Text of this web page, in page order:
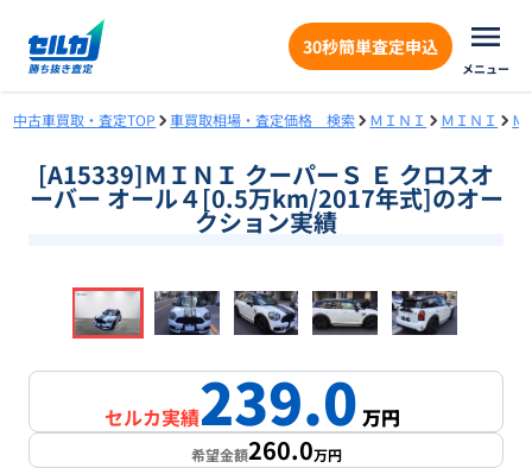
30秒簡単査定申込
メニュー
中古車買取・査定TOP 車買取相場・査定価格 検索 ＭＩＮＩ ＭＩＮＩ Ｍ
[A15339]ＭＩＮＩ クーパーＳ Ｅ クロスオ
ーバー オール４[0.5万km/2017年式]のオー
クション実績
1/16
セルカ実績239.0万円
希望金額260.0万円